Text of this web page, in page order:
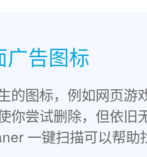
广告图标
的图标，例如网页游
你尝试删除，但依旧
一键扫描可以帮助